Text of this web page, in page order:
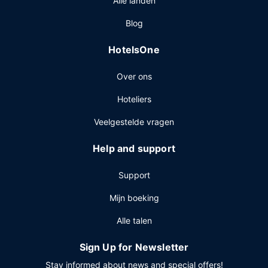
Blog
HotelsOne
Over ons
Hoteliers
Veelgestelde vragen
Help and support
Support
Mijn boeking
Alle talen
Sign Up for Newsletter
Stay informed about news and special offers!